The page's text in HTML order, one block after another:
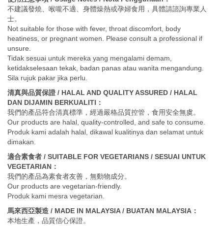
不建議發燒、喉嚨不適、身體燥熱或孕婦食用，具體請諮詢專業人
士。
Not suitable for those with fever, throat discomfort, body
heatiness, or pregnant women. Please consult a professional if
unsure.
Tidak sesuai untuk mereka yang mengalami demam,
ketidakselesaan tekak, badan panas atau wanita mengandung.
Sila rujuk pakar jika perlu.
清真與品質保證 / HALAL AND QUALITY ASSURED / HALAL
DAN DIJAMIN BERKUALITI：
我們的產品符合清真標準，經過嚴格品質控管，食用安全無虞。
Our products are halal, quality-controlled, and safe to consume.
Produk kami adalah halal, dikawal kualitinya dan selamat untuk
dimakan.
適合素食者 / SUITABLE FOR VEGETARIANS / SESUAI UNTUK
VEGETARIAN：
我們的產品為素食者友善，無動物成分。
Our products are vegetarian-friendly.
Produk kami mesra vegetarian.
馬來西亞製造 / MADE IN MALAYSIA / BUATAN MALAYSIA：
本地生產，品質信心保證。